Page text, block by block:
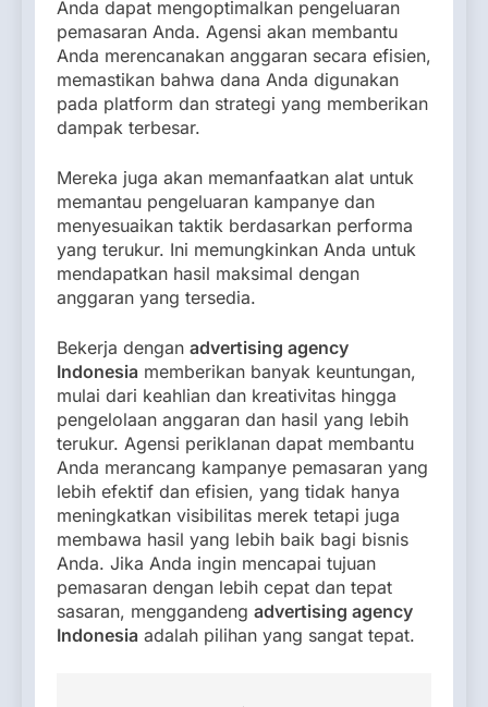
Anda dapat mengoptimalkan pengeluaran
pemasaran Anda. Agensi akan membantu
Anda merencanakan anggaran secara efisien,
memastikan bahwa dana Anda digunakan
pada platform dan strategi yang memberikan
dampak terbesar.
Mereka juga akan memanfaatkan alat untuk
memantau pengeluaran kampanye dan
menyesuaikan taktik berdasarkan performa
yang terukur. Ini memungkinkan Anda untuk
mendapatkan hasil maksimal dengan
anggaran yang tersedia.
Bekerja dengan advertising agency
Indonesia memberikan banyak keuntungan,
mulai dari keahlian dan kreativitas hingga
pengelolaan anggaran dan hasil yang lebih
terukur. Agensi periklanan dapat membantu
Anda merancang kampanye pemasaran yang
lebih efektif dan efisien, yang tidak hanya
meningkatkan visibilitas merek tetapi juga
membawa hasil yang lebih baik bagi bisnis
Anda. Jika Anda ingin mencapai tujuan
pemasaran dengan lebih cepat dan tepat
sasaran, menggandeng advertising agency
Indonesia adalah pilihan yang sangat tepat.